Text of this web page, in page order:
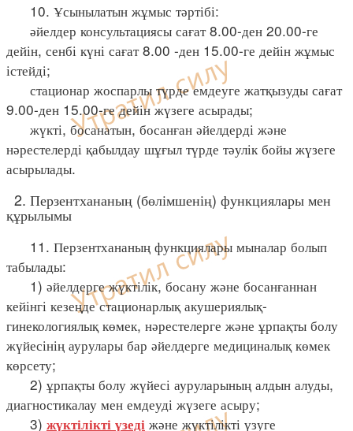
10. Ұсынылатын жұмыс тәртібі:
әйелдер консультациясы сағат 8.00-ден 20.00-ге
дейін, сенбі күні сағат 8.00 -ден 15.00-ге дейін жұмыс
істейді;
стационар жоспарлы түрде емдеуге жатқызуды сағат
9.00-ден 15.00-ге дейін жүзеге асырады;
жүкті, босанатын, босанған әйелдерді және
нәрестелерді қабылдау шұғыл түрде тәулік бойы жүзеге
асырылады.
2. Перзентхананың (бөлімшенің) функциялары мен
құрылымы
11. Перзентхананың функциялары мыналар болып
табылады:
1) әйелдерге жүктілік, босану және босанғаннан
кейінгі кезеңде стационарлық акушериялық-
гинекологиялық көмек, нәрестелерге және ұрпақты болу
жүйесінің аурулары бар әйелдерге медициналық көмек
көрсету;
2) ұрпақты болу жүйесі ауруларының алдын алуды,
диагностикалау мен емдеуді жүзеге асыру;
3) жүктілікті үзеді және жүктілікті үзуге